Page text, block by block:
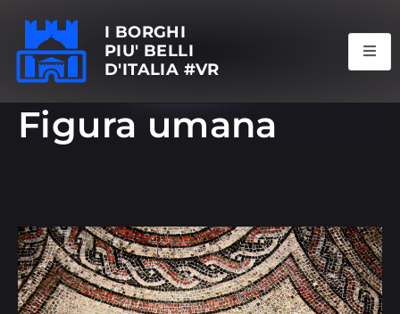
I BORGHI
PIU' BELLI
D'ITALIA #VR
Figura umana